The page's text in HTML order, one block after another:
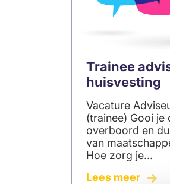
Trainee
huisvesting
Vacature
(trainee) Gooi je
overboord en
van
Hoe zorg je...
Lees meer 6